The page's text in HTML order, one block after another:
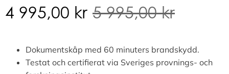
4 995,00 kr 5 995,00kr
Dokumentskåp med 60 minuters brandskydd.
Testat och certifierat via Sveriges provnings- och